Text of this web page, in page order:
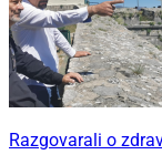
Razgovarali o